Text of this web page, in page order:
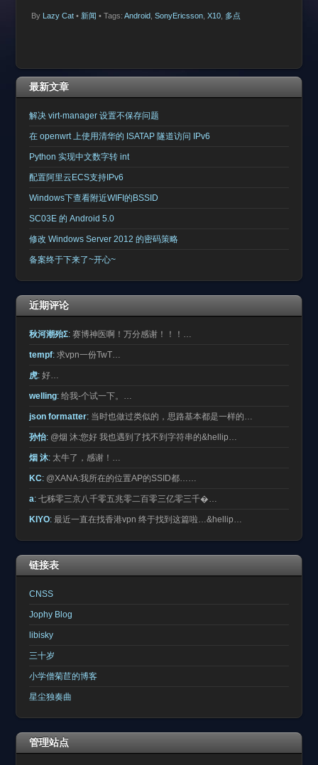
By Lazy Cat• 新闻 • Tags: Android, SonyEricsson, X10, 多点
最新文章
解决 virt-manager 设置不保存问题
在 openwrt 上使用清华的 ISATAP 隧道访问 IPv6
Python 实现中文数字转 int
配置阿里云ECS支持IPv6
Windows下查看附近WIFI的BSSID
SC03E 的 Android 5.0
修改 Windows Server 2012 的密码策略
备案终于下来了~开心~
近期评论
秋河潮殆Σ: 赛博神医啊！万分感谢！！！…
tempf: 求vpn一份TwT…
虎: 好…
welling: 给我-个试一下。…
json formatter: 当时也做过类似的，思路基本都是一样的…
孙怡: @烟 沐:您好 我也遇到了找不到字符串的&hellip…
烟 沐: 太牛了，感谢！…
KC: @XANA:我所在的位置AP的SSID都……
a: 七秭零三京八千零五兆零二百零三亿零三千�…
KIYO: 最近一直在找香港vpn 终于找到这篇啦…&hellip…
链接表
CNSS
Jophy Blog
libisky
三十岁
小学僧菊苣的博客
星尘独奏曲
管理站点